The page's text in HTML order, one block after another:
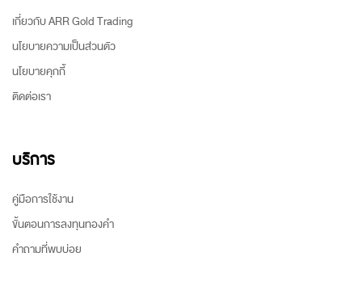
เกี่ยวกับ ARR Gold Trading
นโยบายความเป็นส่วนตัว
นโยบายคุกกี้
ติดต่อเรา
บริการ
คู่มือการใช้งาน
ขั้นตอนการลงทุนทองคำ
คำถามที่พบบ่อย